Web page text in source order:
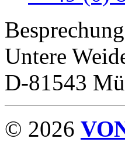
Untere
D-81543
© 2026